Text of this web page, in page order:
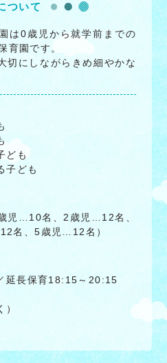
ついて
は0歳児から就学前までの
育園です。
切にしながらきめ細やかな
ども
子ども
児…10名、2歳児…12名、
名、5歳児…12名）
長保育18:15～20:15